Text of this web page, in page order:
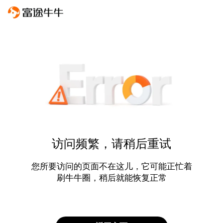
访问频繁，请稍后重试
您所要访问的页面不在这儿，它可能正忙着
刷牛牛圈，稍后就能恢复正常